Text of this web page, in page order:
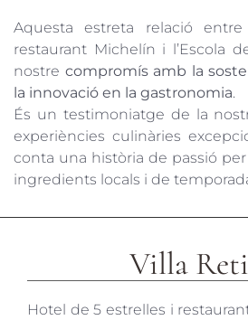
Aquesta estreta relació
restaurant Michelín i l’Escola
nostre compromís amb la
la innovació en la gastronomia.
És un testimoniatge de la
experiències culinàries
conta una història de passió
ingredients locals i de
Villa
Hotel de 5 estrelles i